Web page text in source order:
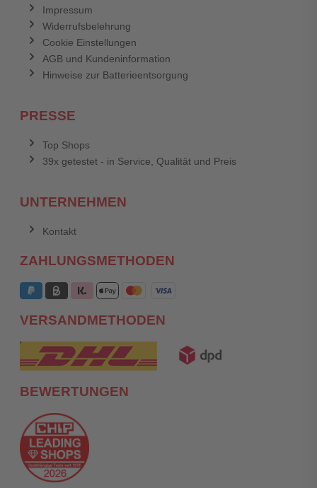
Impressum
Widerrufsbelehrung
Cookie Einstellungen
AGB und Kundeninformation
Hinweise zur Batterieentsorgung
PRESSE
Top Shops
39x getestet - in Service, Qualität und Preis
UNTERNEHMEN
Kontakt
ZAHLUNGSMETHODEN
VERSANDMETHODEN
BEWERTUNGEN